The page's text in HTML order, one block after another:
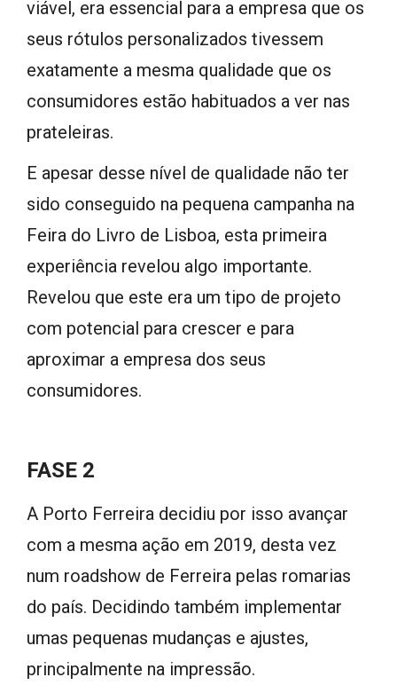
viável, era essencial para a empresa que os
seus rótulos personalizados tivessem
exatamente a mesma qualidade que os
consumidores estão habituados a ver nas
prateleiras.
E apesar desse nível de qualidade não ter
sido conseguido na pequena campanha na
Feira do Livro de Lisboa, esta primeira
experiência revelou algo importante.
Revelou que este era um tipo de projeto
com potencial para crescer e para
aproximar a empresa dos seus
consumidores.
FASE 2
A Porto Ferreira decidiu por isso avançar
com a mesma ação em 2019, desta vez
num roadshow de Ferreira pelas romarias
do país. Decidindo também implementar
umas pequenas mudanças e ajustes,
principalmente na impressão.